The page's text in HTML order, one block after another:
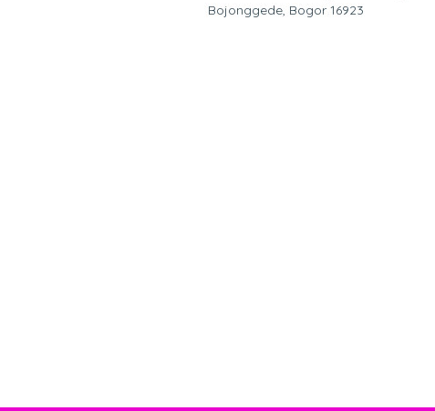
Bojonggede, Bogor 16923